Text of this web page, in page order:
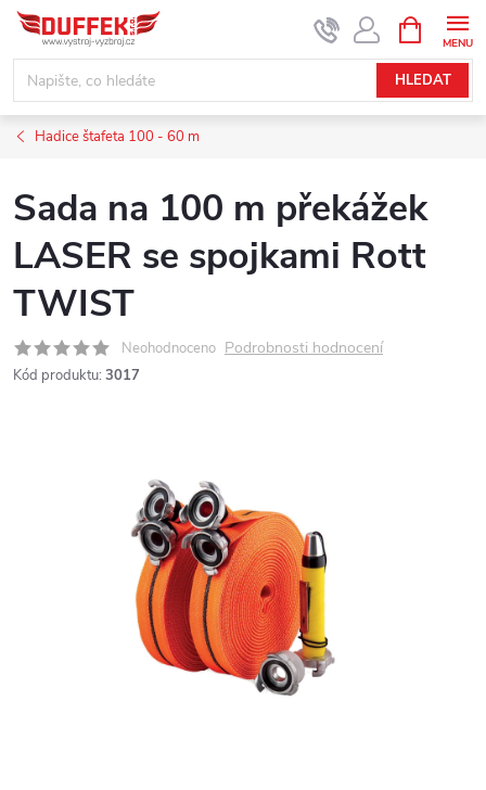
Přejít
obsah
HLEDAT
NÁKUPNÍ
KOŠÍK
Hadice štafeta 100 - 60 m
Sada na 100 m překážek
LASER se spojkami Rott
TWIST
Neohodnoceno Podrobnosti hodnocení
Kód produktu: 3017